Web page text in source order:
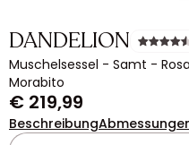
DANDELION
Muschelsessel - Samt -
Morabito
€ 219,99
Beschreibung